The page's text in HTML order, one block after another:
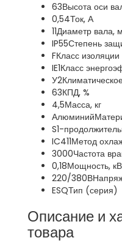
63Высота оси
0,54Ток, А
11Диаметр вала,
IP55Степень
FКласс изоляции
IE1Класс
У2
63КПД, %
4,5Масса, кг
Алюминий
S1-
IC411Метод
3000Частота
0,18Мощность,
220/380В
ESQТип (серия)
Описание и
товара